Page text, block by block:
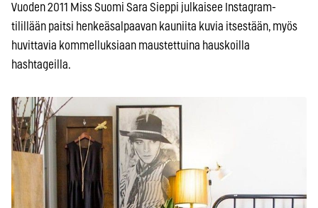
Vuoden 2011 Miss Suomi Sara Sieppi julkaisee Instagram-
tilillään paitsi henkeäsalpaavan kauniita kuvia itsestään, myös
huvittavia kommelluksiaan maustettuina hauskoilla
hashtageilla.